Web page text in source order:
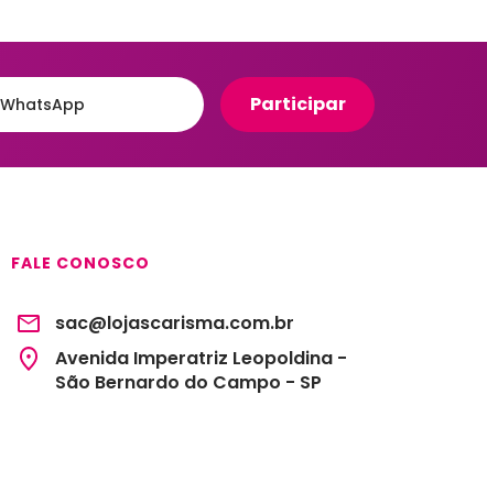
FALE CONOSCO
sac@lojascarisma.com.br
Avenida Imperatriz Leopoldina -
São Bernardo do Campo - SP